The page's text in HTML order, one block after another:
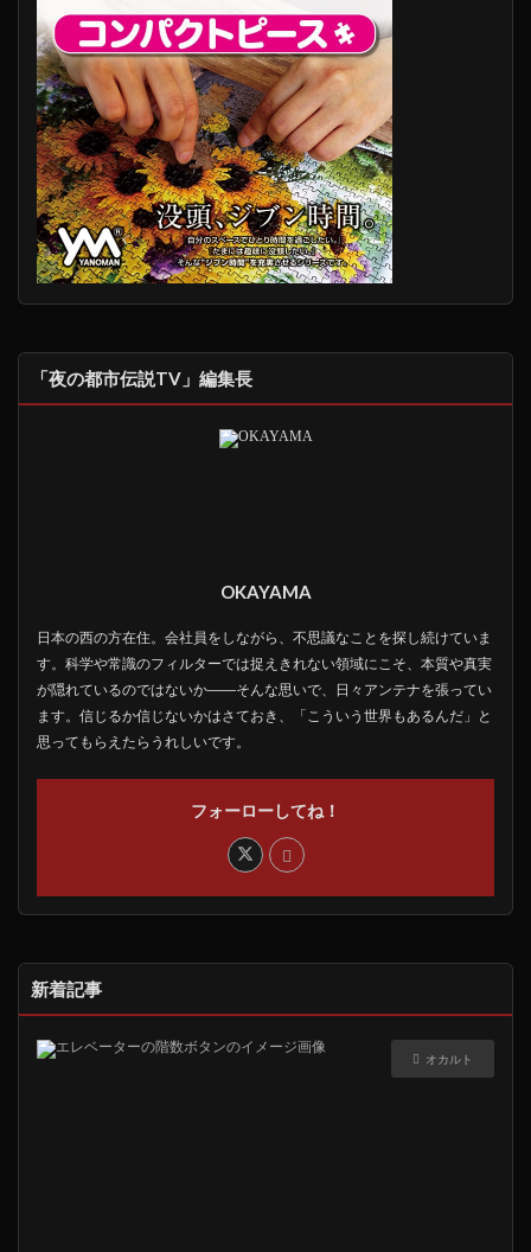
「夜の都市伝説TV」編集長
OKAYAMA
日本の西の方在住。会社員をしながら、不思議なことを探し続けていま
す。科学や常識のフィルターでは捉えきれない領域にこそ、本質や真実
が隠れているのではないか――そんな思いで、日々アンテナを張ってい
ます。信じるか信じないかはさておき、「こういう世界もあるんだ」と
思ってもらえたらうれしいです。
フォーローしてね！
新着記事
オカルト